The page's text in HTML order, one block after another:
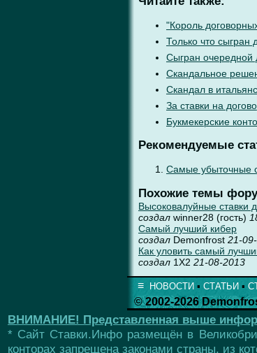
"Король
Только что сыгран
Сыгран очередной
Скандальное
Скандал в
За ставки на
Букмекерские
Рекомендуемые
Самые убыточные
Похожие темы
Высоковалуйные ставки
создал winner28 (гость)
Самый лучший кибер
создал Demonfrost 21-
Как уловить самый
создал 1X2 21-08-2013
≡ НОВОСТИ ▪ СТАТЬИ ▪
© 2002-2026
ВНИМАНИЕ! Представленная выше
* Сайт Ставки.Инфо размещён в
конторах запрещена законами страны, из